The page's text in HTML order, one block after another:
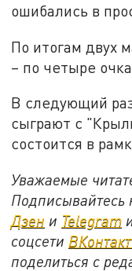
ошибались в
По итогам двух
– по четыре очка.
В следующий
сыграют с
состоится в
Уважаемые
Дзен и Telegram
соцсети
поделиться с